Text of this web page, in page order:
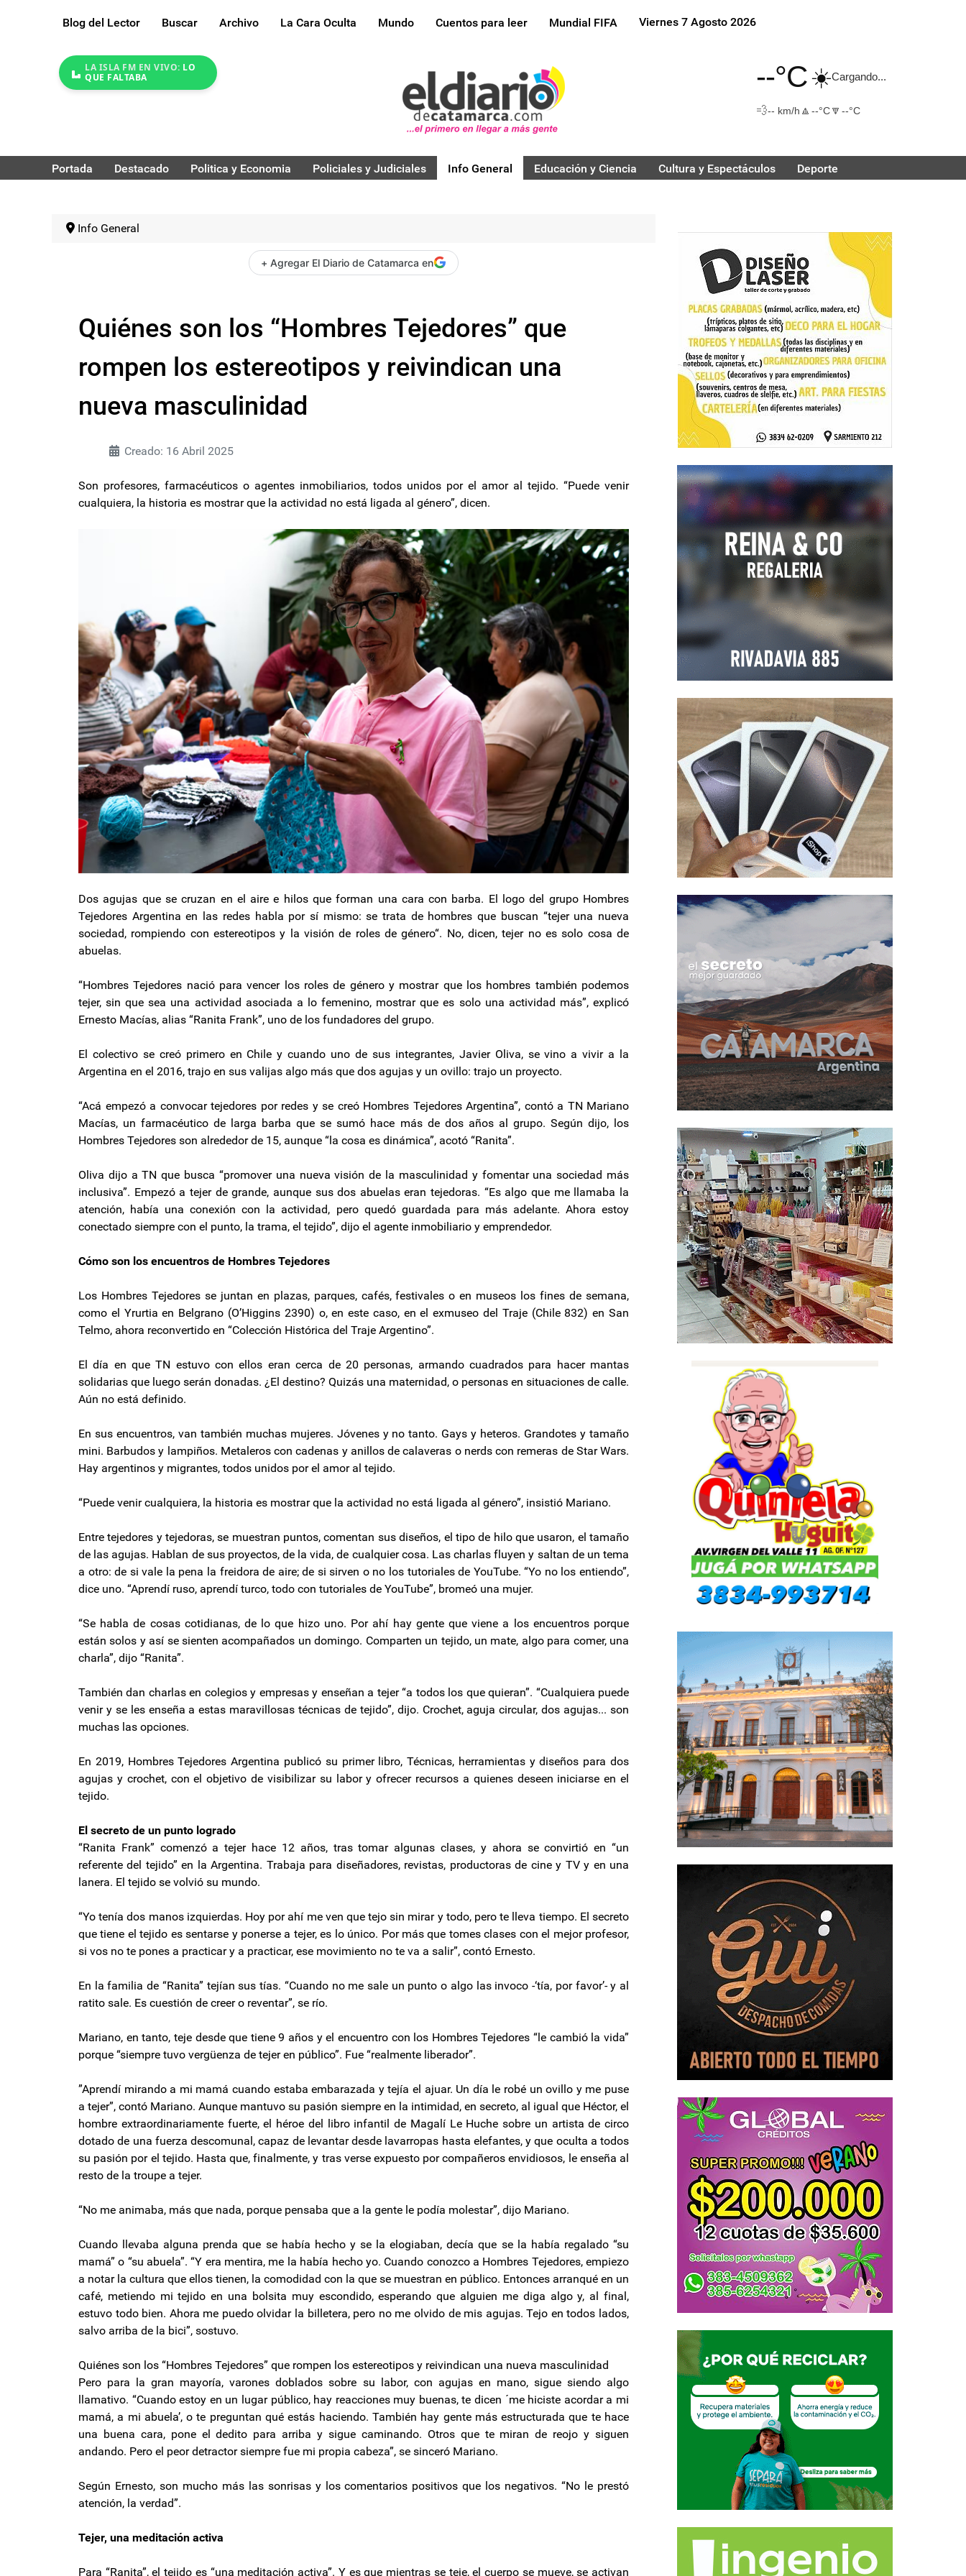
Blog del Lector Buscar Archivo La Cara Oculta Mundo Cuentos para leer Mundial FIFA Viernes 7 Agosto 2026
LA ISLA FM EN VIVO: LO
QUE FALTABA
--°C☀️Cargando...
💨-- km/h 🔼 --°C🔽 --°C
Portada Destacado Politica y Economia Policiales y Judiciales Info General Educación y Ciencia Cultura y Espectáculos Deporte
Info General
+ Agregar El Diario de Catamarca en
Quiénes son los “Hombres Tejedores” que
rompen los estereotipos y reivindican una
nueva masculinidad
Creado: 16 Abril 2025
Son profesores, farmacéuticos o agentes inmobiliarios, todos unidos por el amor al tejido. “Puede venir
cualquiera, la historia es mostrar que la actividad no está ligada al género”, dicen.
Dos agujas que se cruzan en el aire e hilos que forman una cara con barba. El logo del grupo Hombres
Tejedores Argentina en las redes habla por sí mismo: se trata de hombres que buscan “tejer una nueva
sociedad, rompiendo con estereotipos y la visión de roles de género“. No, dicen, tejer no es solo cosa de
abuelas.
“Hombres Tejedores nació para vencer los roles de género y mostrar que los hombres también podemos
tejer, sin que sea una actividad asociada a lo femenino, mostrar que es solo una actividad más”, explicó
Ernesto Macías, alias “Ranita Frank”, uno de los fundadores del grupo.
El colectivo se creó primero en Chile y cuando uno de sus integrantes, Javier Oliva, se vino a vivir a la
Argentina en el 2016, trajo en sus valijas algo más que dos agujas y un ovillo: trajo un proyecto.
“Acá empezó a convocar tejedores por redes y se creó Hombres Tejedores Argentina”, contó a TN Mariano
Macías, un farmacéutico de larga barba que se sumó hace más de dos años al grupo. Según dijo, los
Hombres Tejedores son alrededor de 15, aunque “la cosa es dinámica”, acotó “Ranita”.
Oliva dijo a TN que busca “promover una nueva visión de la masculinidad y fomentar una sociedad más
inclusiva”. Empezó a tejer de grande, aunque sus dos abuelas eran tejedoras. “Es algo que me llamaba la
atención, había una conexión con la actividad, pero quedó guardada para más adelante. Ahora estoy
conectado siempre con el punto, la trama, el tejido”, dijo el agente inmobiliario y emprendedor.
Cómo son los encuentros de Hombres Tejedores
Los Hombres Tejedores se juntan en plazas, parques, cafés, festivales o en museos los fines de semana,
como el Yrurtia en Belgrano (O’Higgins 2390) o, en este caso, en el exmuseo del Traje (Chile 832) en San
Telmo, ahora reconvertido en “Colección Histórica del Traje Argentino”.
El día en que TN estuvo con ellos eran cerca de 20 personas, armando cuadrados para hacer mantas
solidarias que luego serán donadas. ¿El destino? Quizás una maternidad, o personas en situaciones de calle.
Aún no está definido.
En sus encuentros, van también muchas mujeres. Jóvenes y no tanto. Gays y heteros. Grandotes y tamaño
mini. Barbudos y lampiños. Metaleros con cadenas y anillos de calaveras o nerds con remeras de Star Wars.
Hay argentinos y migrantes, todos unidos por el amor al tejido.
“Puede venir cualquiera, la historia es mostrar que la actividad no está ligada al género”, insistió Mariano.
Entre tejedores y tejedoras, se muestran puntos, comentan sus diseños, el tipo de hilo que usaron, el tamaño
de las agujas. Hablan de sus proyectos, de la vida, de cualquier cosa. Las charlas fluyen y saltan de un tema
a otro: de si vale la pena la freidora de aire; de si sirven o no los tutoriales de YouTube. “Yo no los entiendo”,
dice uno. “Aprendí ruso, aprendí turco, todo con tutoriales de YouTube”, bromeó una mujer.
“Se habla de cosas cotidianas, de lo que hizo uno. Por ahí hay gente que viene a los encuentros porque
están solos y así se sienten acompañados un domingo. Comparten un tejido, un mate, algo para comer, una
charla”, dijo “Ranita”.
También dan charlas en colegios y empresas y enseñan a tejer “a todos los que quieran”. “Cualquiera puede
venir y se les enseña a estas maravillosas técnicas de tejido”, dijo. Crochet, aguja circular, dos agujas... son
muchas las opciones.
En 2019, Hombres Tejedores Argentina publicó su primer libro, Técnicas, herramientas y diseños para dos
agujas y crochet, con el objetivo de visibilizar su labor y ofrecer recursos a quienes deseen iniciarse en el
tejido.
El secreto de un punto logrado
“Ranita Frank” comenzó a tejer hace 12 años, tras tomar algunas clases, y ahora se convirtió en “un
referente del tejido” en la Argentina. Trabaja para diseñadores, revistas, productoras de cine y TV y en una
lanera. El tejido se volvió su mundo.
“Yo tenía dos manos izquierdas. Hoy por ahí me ven que tejo sin mirar y todo, pero te lleva tiempo. El secreto
que tiene el tejido es sentarse y ponerse a tejer, es lo único. Por más que tomes clases con el mejor profesor,
si vos no te pones a practicar y a practicar, ese movimiento no te va a salir”, contó Ernesto.
En la familia de “Ranita” tejían sus tías. “Cuando no me sale un punto o algo las invoco -‘tía, por favor’- y al
ratito sale. Es cuestión de creer o reventar”, se río.
Mariano, en tanto, teje desde que tiene 9 años y el encuentro con los Hombres Tejedores “le cambió la vida”
porque “siempre tuvo vergüenza de tejer en público”. Fue “realmente liberador”.
”Aprendí mirando a mi mamá cuando estaba embarazada y tejía el ajuar. Un día le robé un ovillo y me puse
a tejer”, contó Mariano. Aunque mantuvo su pasión siempre en la intimidad, en secreto, al igual que Héctor, el
hombre extraordinariamente fuerte, el héroe del libro infantil de Magalí Le Huche sobre un artista de circo
dotado de una fuerza descomunal, capaz de levantar desde lavarropas hasta elefantes, y que oculta a todos
su pasión por el tejido. Hasta que, finalmente, y tras verse expuesto por compañeros envidiosos, le enseña al
resto de la troupe a tejer.
“No me animaba, más que nada, porque pensaba que a la gente le podía molestar”, dijo Mariano.
Cuando llevaba alguna prenda que se había hecho y se la elogiaban, decía que se la había regalado “su
mamá” o “su abuela”. “Y era mentira, me la había hecho yo. Cuando conozco a Hombres Tejedores, empiezo
a notar la cultura que ellos tienen, la comodidad con la que se muestran en público. Entonces arranqué en un
café, metiendo mi tejido en una bolsita muy escondido, esperando que alguien me diga algo y, al final,
estuvo todo bien. Ahora me puedo olvidar la billetera, pero no me olvido de mis agujas. Tejo en todos lados,
salvo arriba de la bici”, sostuvo.
Quiénes son los “Hombres Tejedores” que rompen los estereotipos y reivindican una nueva masculinidad
Pero para la gran mayoría, varones doblados sobre su labor, con agujas en mano, sigue siendo algo
llamativo. “Cuando estoy en un lugar público, hay reacciones muy buenas, te dicen ´me hiciste acordar a mi
mamá, a mi abuela’, o te preguntan qué estás haciendo. También hay gente más estructurada que te hace
una buena cara, pone el dedito para arriba y sigue caminando. Otros que te miran de reojo y siguen
andando. Pero el peor detractor siempre fue mi propia cabeza”, se sinceró Mariano.
Según Ernesto, son mucho más las sonrisas y los comentarios positivos que los negativos. “No le prestó
atención, la verdad”.
Tejer, una meditación activa
Para “Ranita”, el tejido es “una meditación activa”. Y es que mientras se teje, el cuerpo se mueve, se activan